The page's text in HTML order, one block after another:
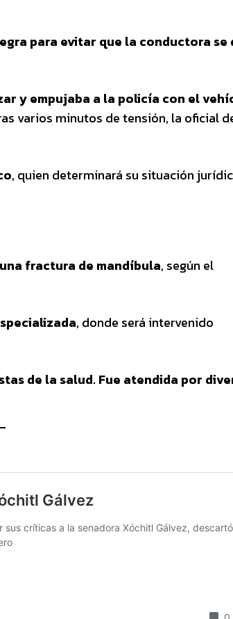
para evitar que la conductora se
y empujaba a la policía con el
varios minutos de tensión, la oficial
, quien determinará su situación
una fractura de mandíbula, según el
, donde será intervenido
de la salud. Fue atendida por